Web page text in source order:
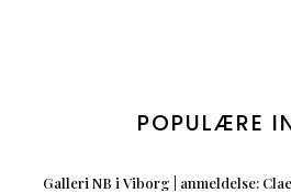
POPULÆRE
Galleri NB i Viborg | anmeldelse: